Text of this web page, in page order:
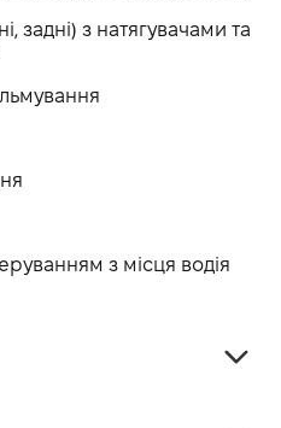
задні) з натягувачами та
з місця водія